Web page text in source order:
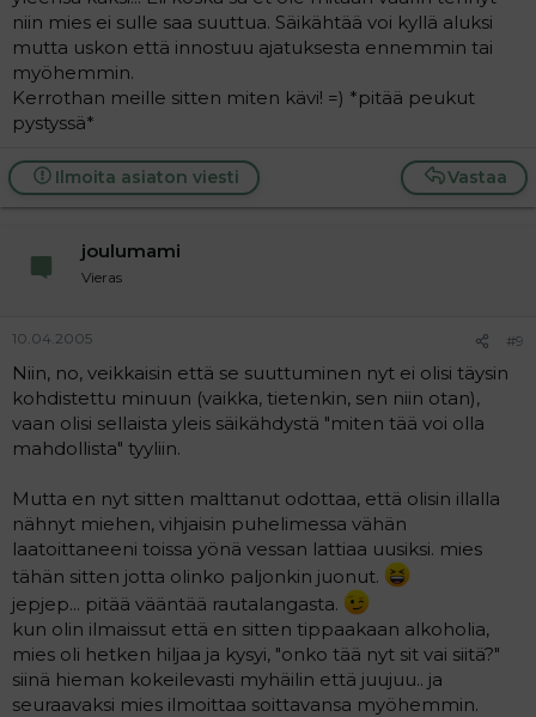
niin mies ei sulle saa suuttua. Säikähtää voi kyllä aluksi
mutta uskon että innostuu ajatuksesta ennemmin tai
myöhemmin.
Kerrothan meille sitten miten kävi! =) *pitää peukut
pystyssä*
Vastaa
Ilmoita asiaton viesti
joulumami
Vieras
10.04.2005 #9
Niin, no, veikkaisin että se suuttuminen nyt ei olisi täysin
kohdistettu minuun (vaikka, tietenkin, sen niin otan),
vaan olisi sellaista yleis säikähdystä "miten tää voi olla
mahdollista" tyyliin.
Mutta en nyt sitten malttanut odottaa, että olisin illalla
nähnyt miehen, vihjaisin puhelimessa vähän
laatoittaneeni toissa yönä vessan lattiaa uusiksi. mies
tähän sitten jotta olinko paljonkin juonut.
jepjep... pitää vääntää rautalangasta.
kun olin ilmaissut että en sitten tippaakaan alkoholia,
mies oli hetken hiljaa ja kysyi, "onko tää nyt sit vai siitä?"
siinä hieman kokeilevasti myhäilin että juujuu.. ja
seuraavaksi mies ilmoittaa soittavansa myöhemmin.